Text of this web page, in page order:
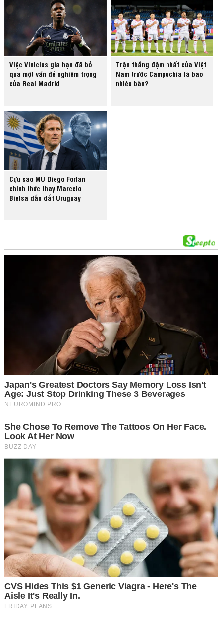
Việc Vinicius gia hạn đã bỏ
qua một vấn đề nghiêm trọng
của Real Madrid
Trận thắng đậm nhất của Việt
Nam trước Campuchia là bao
nhiêu bàn?
Cựu sao MU Diego Forlan
chính thức thay Marcelo
Bielsa dẫn dắt Uruguay